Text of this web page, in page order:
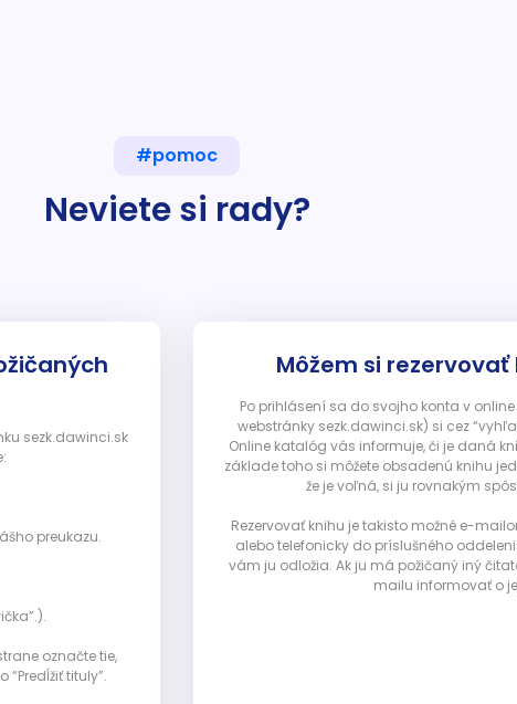
#pomoc
Neviete si rady?
sezk.dawinci.sk
preukazu.
označte tie,
tituly”.
Môžem si
Po prihlásení sa do svojho konta v
webstránky sezk.dawinci.sk) si cez
Online katalóg vás informuje, či je daná
základe toho si môžete obsadenú knihu
že je voľná, si ju rovnakým
Rezervovať knihu je takisto možné e-
alebo telefonicky do príslušného
vám ju odložia. Ak ju má požičaný iný
mailu informovať o